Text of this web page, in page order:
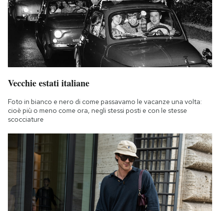
Vecchie estati italiane
Foto in bianco e nero di come passavamo le vacanze una volta:
cioè più o meno come ora, negli stessi posti e con le stesse
scocciature